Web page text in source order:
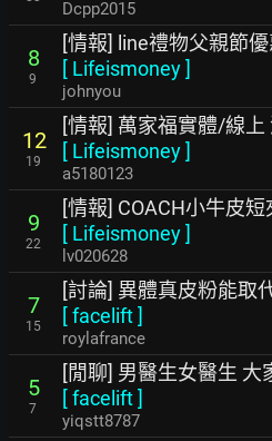
Dcpp2015
8
9
[情報] line禮物父親節
[ Lifeismoney]
johnyou
12
19
[情報] 萬家福實體/線上
[ Lifeismoney]
a5180123
9
22
[情報] COACH小牛皮
[ Lifeismoney]
lv020628
7
15
[討論] 異體真皮粉能取
[facelift]
roylafrance
5
7
[閒聊] 男醫生女醫生
[facelift]
yiqstt8787